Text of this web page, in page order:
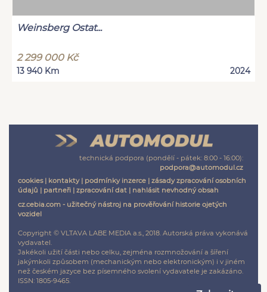
Weinsberg Ostat...
2 299 000 Kč
13 940 Km 2024
technická podpora (pondělí - pátek: 8:00 - 16:00):
podpora@automodul.cz
cookies| kontakty| podmínky inzerce | zásady zpracování osobních
údajů | partneři | zpracování dat | nahlásit nevhodný obsah
cz.cebia.com - užitečný nástroj na prověřování historie ojetých
vozidel
Copyright © VLTAVA LABE MEDIA a.s., 2018. Autorská práva vykonává
vydavatel.
Jakékoli užití části nebo celku, zejména rozmnožování a šíření
jakýmkoli způsobem (mechanickým nebo elektronickým) i v jiném
než českém jazyce bez písemného svolení vydavatele je zakázáno.
ISSN: 1805-9465.